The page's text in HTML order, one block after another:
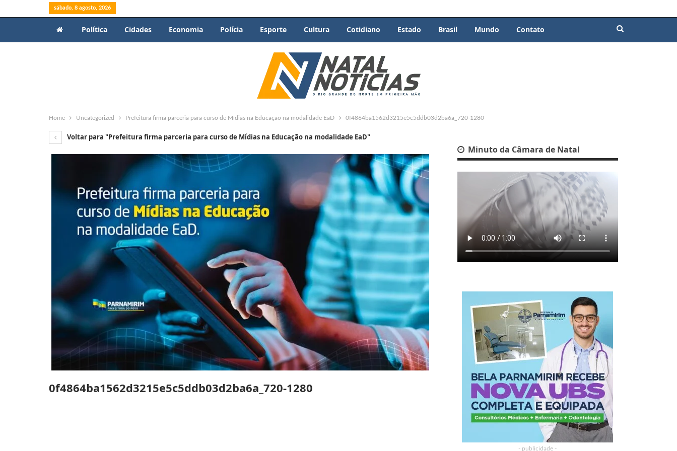
sábado, 8 agosto, 2026
Política Cidades Economia Polícia Esporte Cultura Cotidiano Estado Brasil Mundo Contato
Home Uncategorized Prefeitura firma parceria para curso de Mídias na Educação na modalidade EaD 0f4864ba1562d3215e5c5ddb03d2ba6a_720-1280
Voltar para "Prefeitura firma parceria para curso de Mídias na Educação na modalidade EaD"
0f4864ba1562d3215e5c5ddb03d2ba6a_720-1280
Minuto da Câmara de Natal
- publicidade -